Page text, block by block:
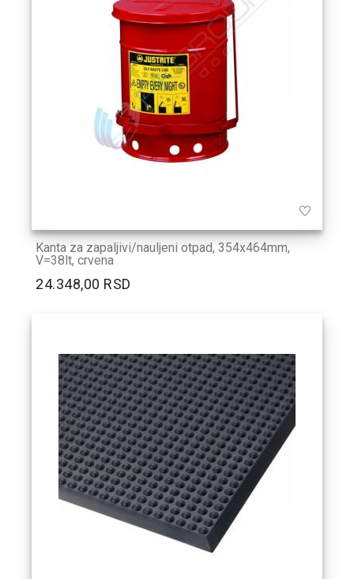
Kanta za zapaljivi/nauljeni otpad, 354x464mm,
V=38lt, crvena
24.348,00 RSD